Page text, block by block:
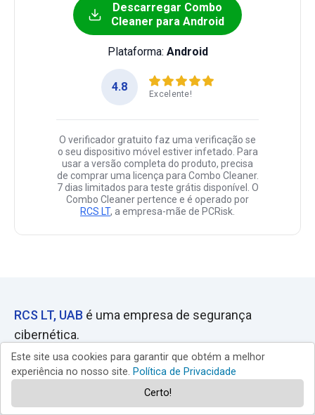
Descarregar Combo
Cleaner para Android
Plataforma: Android
4.8
Excelente!
O verificador gratuito faz uma verificação se
o seu dispositivo móvel estiver infetado. Para
usar a versão completa do produto, precisa
de comprar uma licença para Combo Cleaner.
7 dias limitados para teste grátis disponível. O
Combo Cleaner pertence e é operado por
RCS LT, a empresa-mãe de PCRisk.
RCS LT, UAB é uma empresa de segurança
cibernética.
RCS LTé editora do sitepcrisk.pte desenvolvedora do aplicativo
antimalware Combo Cleaner.
Endereço
Este site usa cookies para garantir que obtém a melhor
experiência no nosso site. Política de Privacidade
Certo!